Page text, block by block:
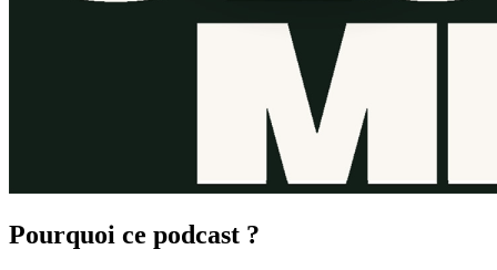
Pourquoi ce podcast ?